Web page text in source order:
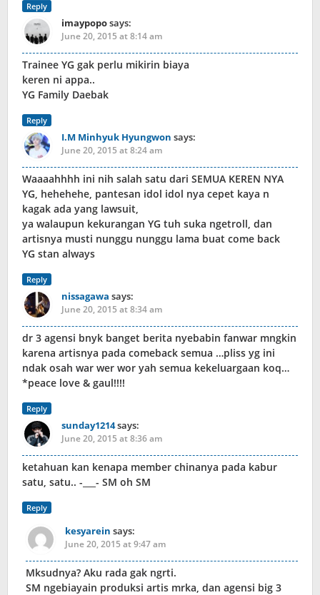
Reply
imaypoposays:
June 20, 2015 at 8:14 am
Trainee YG gak perlu mikirin biaya
keren ni appa..
YG Family Daebak
Reply
I.M Minhyuk Hyungwon says:
June 20, 2015 at 8:24 am
Waaaahhhh ini nih salah satu dari SEMUA KEREN NYA
YG, hehehehe, pantesan idol idol nya cepet kaya n
kagak ada yang lawsuit,
ya walaupun kekurangan YG tuh suka ngetroll, dan
artisnya musti nunggu nunggu lama buat come back
YG stan always
Reply
nissagawa says:
June 20, 2015 at 8:34 am
dr 3 agensi bnyk banget berita nyebabin fanwar mngkin
karena artisnya pada comeback semua …pliss yg ini
ndak osah war wer wor yah semua kekeluargaan koq…
*peace love & gaul!!!!
Reply
sunday1214says:
June 20, 2015 at 8:36 am
ketahuan kan kenapa member chinanya pada kabur
satu, satu.. -___- SM oh SM
Reply
kesyarein says:
June 20, 2015 at 9:47 am
Mksudnya? Aku rada gak ngrti.
SM ngebiayain produksi artis mrka, dan agensi big 3